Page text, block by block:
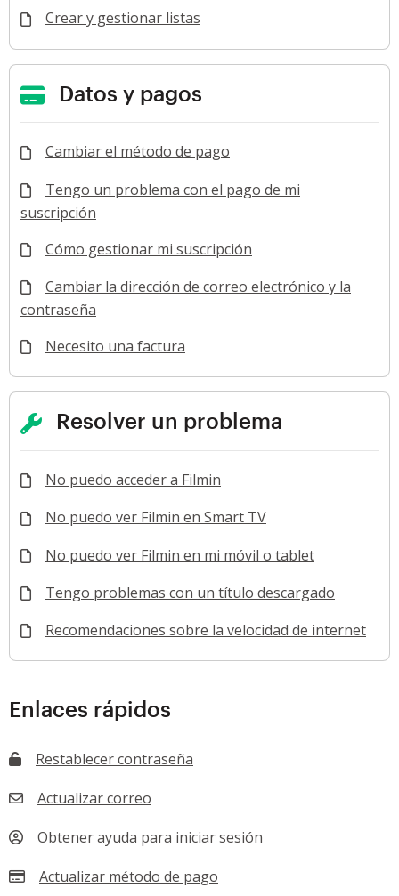
Crear y gestionar listas
Datos y pagos
Cambiar el método de pago
Tengo un problema con el pago de mi
suscripción
Cómo gestionar mi suscripción
Cambiar la dirección de correo electrónico y la
contraseña
Necesito una factura
Resolver un problema
No puedo acceder a Filmin
No puedo ver Filmin en Smart TV
No puedo ver Filmin en mi móvil o tablet
Tengo problemas con un título descargado
Recomendaciones sobre la velocidad de internet
Enlaces rápidos
Restablecer contraseña
Actualizar correo
Obtener ayuda para iniciar sesión
Actualizar método de pago